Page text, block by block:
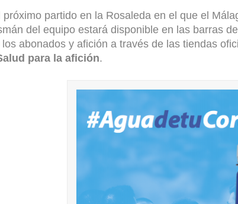
próximo partido en la Rosaleda en el que el
del equipo estará disponible en las barras
abonados y afición a través de las tiendas
para la afición.